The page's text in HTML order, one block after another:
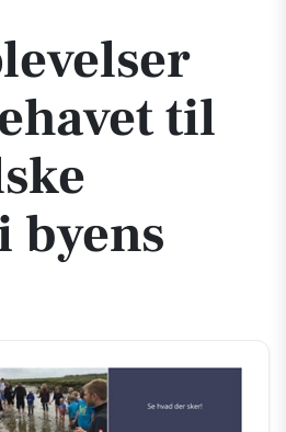
til
byens